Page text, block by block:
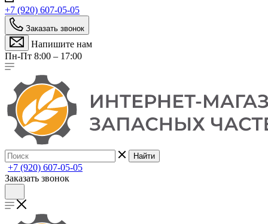
+7 (920) 607-05-05
Заказать звонок
Напишите нам
Пн-Пт 8:00 – 17:00
Найти
+7 (920) 607-05-05
Заказать звонок